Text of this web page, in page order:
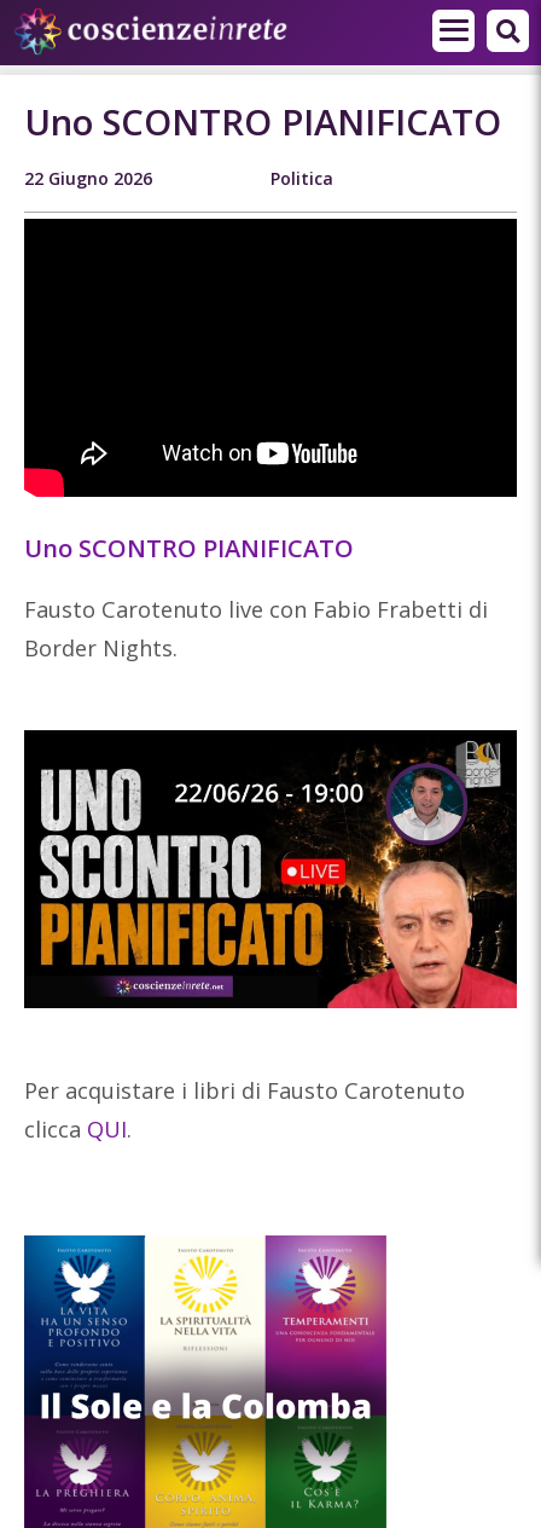
Uno SCONTRO PIANIFICATO
22 Giugno 2026 Politica
Uno SCONTRO PIANIFICATO
Fausto Carotenuto live con Fabio Frabetti di
Border Nights.
Per acquistare i libri di Fausto Carotenuto
clicca QUI.